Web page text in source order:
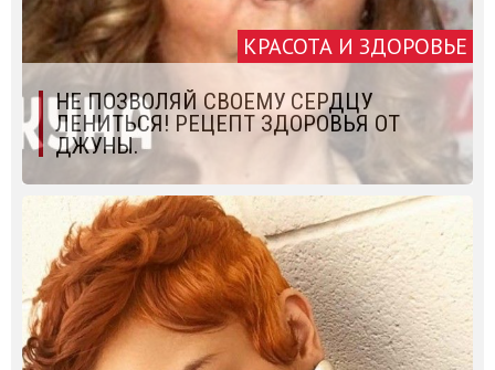
КРАСОТА И ЗДОРОВЬЕ
НЕ ПОЗВОЛЯЙ СВОЕМУ СЕРДЦУ
ЛЕНИТЬСЯ! РЕЦЕПТ ЗДОРОВЬЯ ОТ
ДЖУНЫ.